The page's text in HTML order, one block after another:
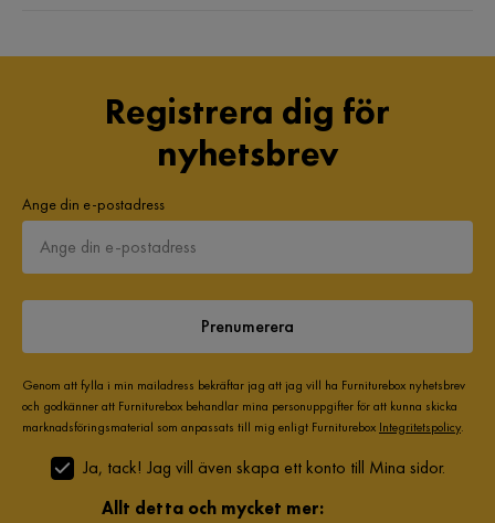
Registrera dig för
nyhetsbrev
Ange din e-postadress
Prenumerera
Genom att fylla i min mailadress bekräftar jag att jag vill ha Furniturebox nyhetsbrev
och godkänner att Furniturebox behandlar mina personuppgifter för att kunna skicka
marknadsföringsmaterial som anpassats till mig enligt Furniturebox Integritetspolicy.
Ja, tack! Jag vill även skapa ett konto till Mina sidor.
Allt detta och mycket mer: